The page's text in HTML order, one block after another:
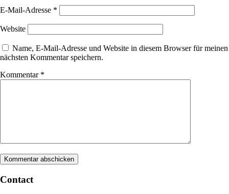
E-Mail-Adresse *
Website
Name, E-Mail-Adresse und Website in diesem Browser für meinen
nächsten Kommentar speichern.
Kommentar *
Contact